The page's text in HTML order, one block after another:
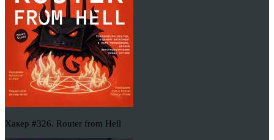
Хакер #326. Router from Hell